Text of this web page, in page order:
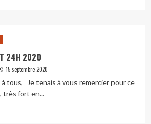
24H 2020
15 septembre 2020
tous, Je tenais à vous remercier pour ce
très fort en...